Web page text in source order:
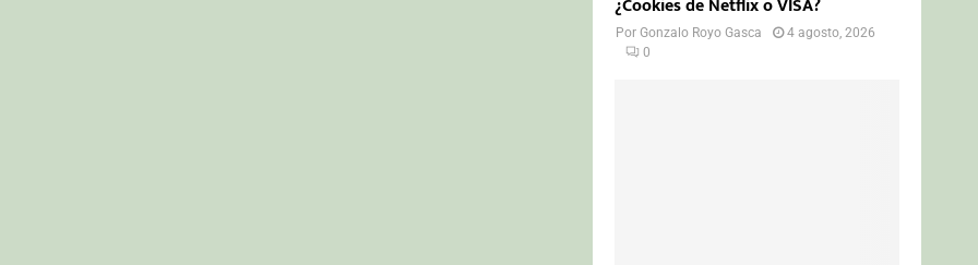
PorGonzalo Royo Gasca
4 agosto, 2026
0